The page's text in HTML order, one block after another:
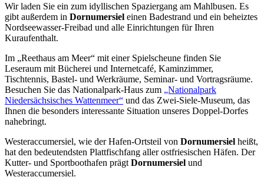
Wir laden Sie ein zum idyllischen Spaziergang am Mahlbusen. Es
gibt außerdem in Dornumersiel einen Badestrand und ein beheiztes
Nordseewasser-Freibad und alle Einrichtungen für Ihren
Kuraufenthalt.
Im „Reethaus am Meer“ mit einer Spielscheune finden Sie
Leseraum mit Bücherei und Internetcafé, Kaminzimmer,
Tischtennis, Bastel- und Werkräume, Seminar- und Vortragsräume.
Besuchen Sie das Nationalpark-Haus zum „Nationalpark
Niedersächsisches Wattenmeer“ und das Zwei-Siele-Museum, das
Ihnen die besonders interessante Situation unseres Doppel-Dorfes
nahebringt.
Westeraccumersiel, wie der Hafen-Ortsteil von Dornumersiel heißt,
hat den bedeutendsten Plattfischfang aller ostfriesischen Häfen. Der
Kutter- und Sportboothafen prägt Dornumersiel und
Westeraccumersiel.